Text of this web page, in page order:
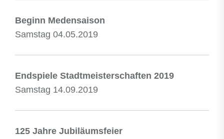
Beginn Medensaison
Samstag 04.05.2019
Endspiele Stadtmeisterschaften 2019
Samstag 14.09.2019
125 Jahre Jubiläumsfeier